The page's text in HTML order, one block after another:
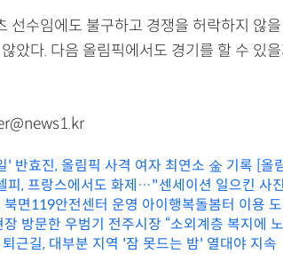
선수임에도 불구하고 경쟁을 허락하지 않
았다. 다음 올림픽에서도 경기를 할 수 있
' 반효진, 올림픽 사격 여자 최연소 金 기록 [올
피, 프랑스에서도 화제…"센세이션 일으킨 사
북면119안전센터 운영 아이행복돌봄터 이용
방문한 우범기 전주시장 “소외계층 복지에
근길, 대부분 지역 '잠 못드는 밤' 열대야 지속